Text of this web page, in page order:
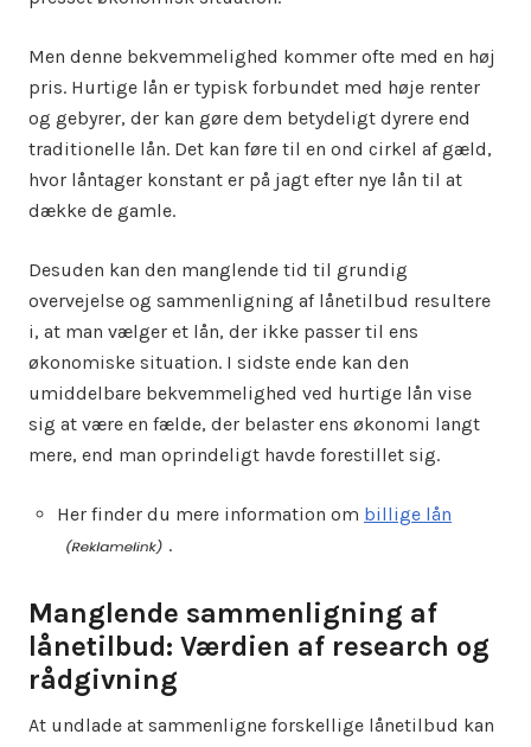
Men denne bekvemmelighed kommer ofte med en høj
pris. Hurtige lån er typisk forbundet med høje renter
og gebyrer, der kan gøre dem betydeligt dyrere end
traditionelle lån. Det kan føre til en ond cirkel af gæld,
hvor låntager konstant er på jagt efter nye lån til at
dække de gamle.
Desuden kan den manglende tid til grundig
overvejelse og sammenligning af lånetilbud resultere
i, at man vælger et lån, der ikke passer til ens
økonomiske situation. I sidste ende kan den
umiddelbare bekvemmelighed ved hurtige lån vise
sig at være en fælde, der belaster ens økonomi langt
mere, end man oprindeligt havde forestillet sig.
Her finder du mere information om billige lån
.
Manglende sammenligning af
lånetilbud: Værdien af research og
rådgivning
At undlade at sammenligne forskellige lånetilbud kan